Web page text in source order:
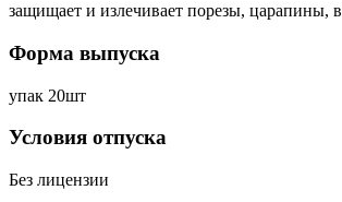
защищает и излечивает порезы, царапины,
Форма выпуска
упак 20шт
Условия отпуска
Без лицензии